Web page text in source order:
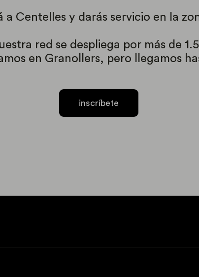
Centelles y darás servicio en la
red se despliega por más de
en Granollers, pero llegamos
inscríbete